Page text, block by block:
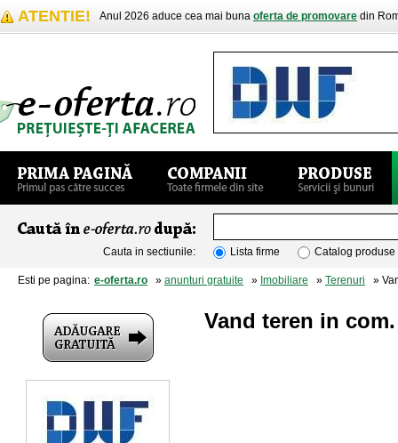
ATENTIE! Anul 2026 aduce cea mai buna oferta de promovare din
Cauta in sectiunile: Lista firme Catalog produse
Esti pe pagina: e-oferta.ro » anunturi gratuite » Imobiliare » Terenuri »
Vand teren in